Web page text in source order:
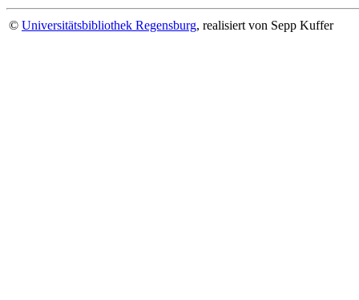
© Universitätsbibliothek Regensburg, realisiert von Sepp Kuffer